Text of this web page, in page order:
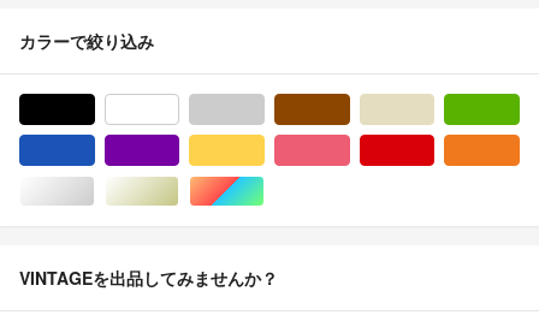
カラーで絞り込み
シルバー/銀色系ゴールド/金色系マルチカラー
VINTAGEを出品してみませんか？